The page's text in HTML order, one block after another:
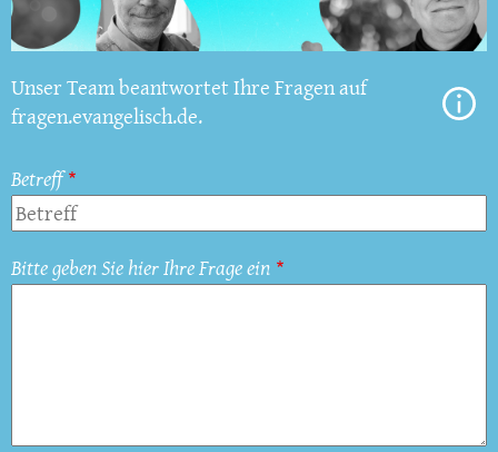
Unser Team beantwortet Ihre Fragen auf
fragen.evangelisch.de.
Betreff
Bitte geben Sie hier Ihre Frage ein